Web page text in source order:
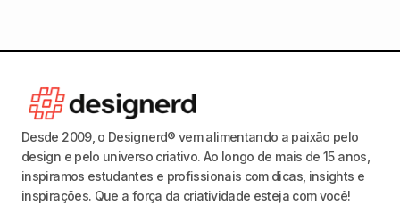
Desde 2009, o Designerd® vem alimentando a paixão pelo
design e pelo universo criativo. Ao longo de mais de 15 anos,
inspiramos estudantes e profissionais com dicas, insights e
inspirações. Que a força da criatividade esteja com você!